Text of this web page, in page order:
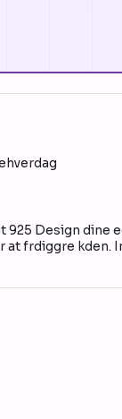
Design dine
at frdiggre kden.